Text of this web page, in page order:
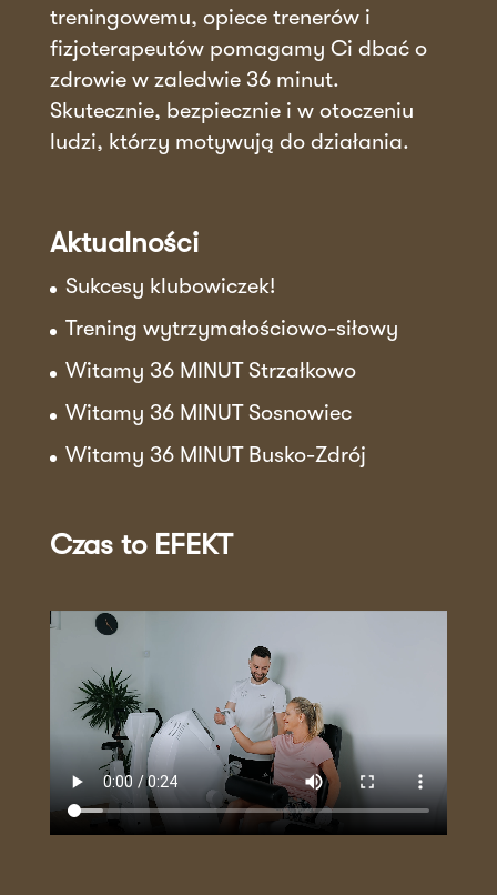
treningowemu, opiece trenerów i
fizjoterapeutów pomagamy Ci dbać o
zdrowie w zaledwie 36 minut.
Skutecznie, bezpiecznie i w otoczeniu
ludzi, którzy motywują do działania.
Aktualności
Sukcesy klubowiczek!
Trening wytrzymałościowo-siłowy
Witamy 36 MINUT Strzałkowo
Witamy 36 MINUT Sosnowiec
Witamy 36 MINUT Busko-Zdrój
Czas to EFEKT